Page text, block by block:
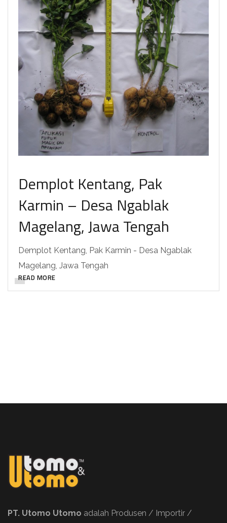
Demplot Kentang, Pak
Karmin – Desa Ngablak
Magelang, Jawa Tengah
Demplot Kentang, Pak Karmin - Desa Ngablak
Magelang, Jawa Tengah
READ MORE
PT. Utomo Utomo adalah Produsen / Importir /